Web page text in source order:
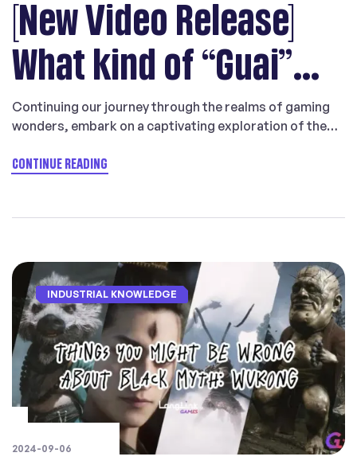
[New Video Release]
What kind of “Guai”
are you talking about?
你说的Guai是什么
Continuing our journey through the realms of gaming
wonders, embark on a captivating exploration of the
Welcome back to our journey through the mystical
the mythical […]
CONTINUE READING
INDUSTRIAL KNOWLEDGE
2024-09-06